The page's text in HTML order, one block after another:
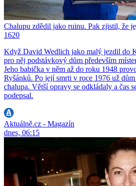
Chalupu zdědil jako ruinu. Pak zjistil, že
1620
Když David Wedlich jako malý jezdil do
pro něj podstávkový dům především
Jeho babička v něm až do roku 1948
Ryšánků. Po její smrti v roce 1976 už
chalupa. Větší opravy se odkládaly a čas
podepsal.
Aktuálně.cz - Magazín
dnes, 06:15